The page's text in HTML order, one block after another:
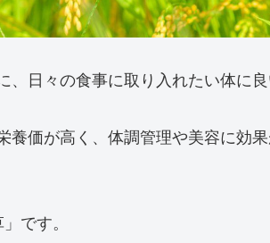
日々の食事に取り入れたい体に
養価が高く、体調管理や美容に効
です。